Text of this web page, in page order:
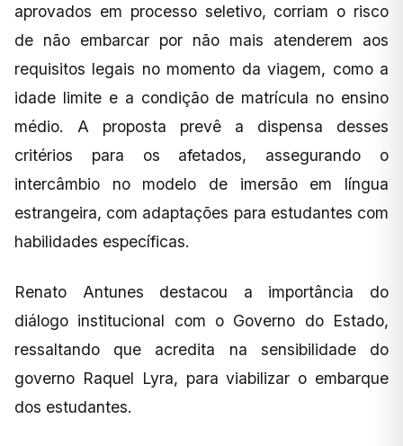
aprovados em processo seletivo, corriam o risco
de não embarcar por não mais atenderem aos
requisitos legais no momento da viagem, como a
idade limite e a condição de matrícula no ensino
médio. A proposta prevê a dispensa desses
critérios para os afetados, assegurando o
intercâmbio no modelo de imersão em língua
estrangeira, com adaptações para estudantes com
habilidades específicas.
Renato Antunes destacou a importância do
diálogo institucional com o Governo do Estado,
ressaltando que acredita na sensibilidade do
governo Raquel Lyra, para viabilizar o embarque
dos estudantes.